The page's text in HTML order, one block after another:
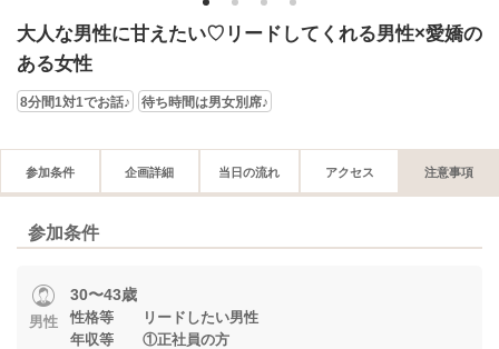
1 2 3 4
大人な男性に甘えたい♡リードしてくれる男性×愛嬌の
ある女性
8分間1対1でお話♪ 待ち時間は男女別席♪
参加条件 企画詳細 当日の流れ アクセス 注意事項
参加条件
男性
30〜43歳
性格等 リードしたい男性
年収等 ①正社員の方